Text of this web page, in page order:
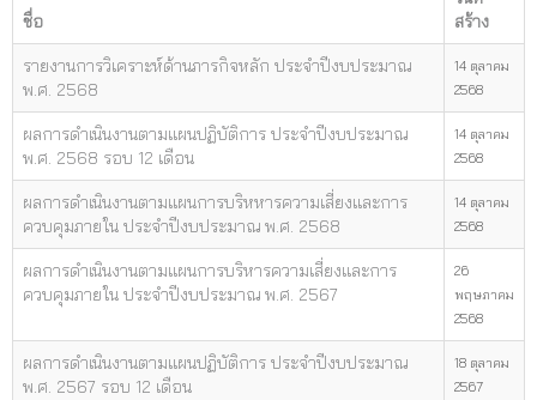
ชื่อ
สร้าง
รายงานการวิเคราะห์ด้านภารกิจหลัก ประจำปีงบประมาณ
พ.ศ. 2568
14 ตุลาคม
2568
ผลการดำเนินงานตามแผนปฏิบัติการ ประจำปีงบประมาณ
พ.ศ. 2568 รอบ 12 เดือน
14 ตุลาคม
2568
ผลการดำเนินงานตามแผนการบริหหารความเสี่ยงและการ
ควบคุมภายใน ประจำปีงบประมาณ พ.ศ. 2568
14 ตุลาคม
2568
ผลการดำเนินงานตามแผนการบริหารความเสี่ยงและการ
ควบคุมภายใน ประจำปีงบประมาณ พ.ศ. 2567
26
พฤษภาคม
2568
ผลการดำเนินงานตามแผนปฏิบัติการ ประจำปีงบประมาณ
พ.ศ. 2567 รอบ 12 เดือน
18 ตุลาคม
2567